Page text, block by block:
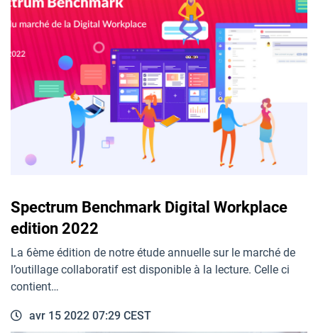
Spectrum Benchmark Digital Workplace
edition 2022
La 6ème édition de notre étude annuelle sur le marché de
l’outillage collaboratif est disponible à la lecture. Celle ci
contient…
avr 15 2022 07:29 CEST